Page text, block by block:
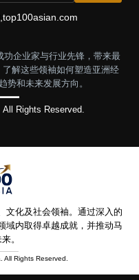
功企业家与行业先锋，带来最
解这些领袖如何塑造亚洲经
势和未来发展方向。
Rights Reserved.
文化及社会领袖。通过深入的
域内取得卓越成就，并推动马
。
All Rights Reserved.